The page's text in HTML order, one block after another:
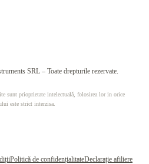
SRL – Toate drepturile rezervate.
sunt prioprietate intelectuală, folosirea lor in orice
este strict interzisa.
Politică de confidențialitateDeclarație afiliere